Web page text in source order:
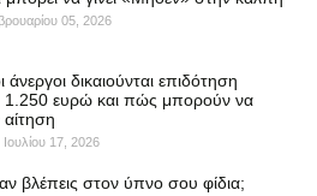
05, 2026
δικαιούνται επιδότηση
1.250 ευρώ και πώς μπορούν να
17, 2026
αν βλέπεις στον ύπνο σου φίδια;